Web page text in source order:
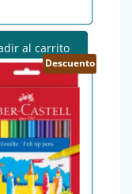
al carrito
Descuento